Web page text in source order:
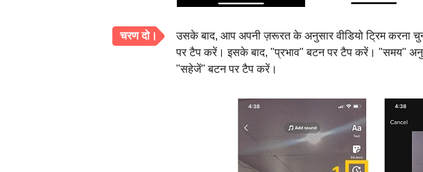
चरण दो।
उसके बाद, आप अपनी ज़रूरत के अनुसार वीडियो ट्रिम
पर टैप करें। इसके बाद, "प्रभाव" बटन पर टैप करें। "समय"
"सहेजें" बटन पर टैप करें।